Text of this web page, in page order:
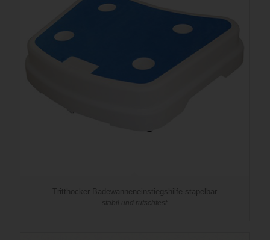
Tritthocker Badewanneneinstiegshilfe stapelbar
stabil und rutschfest